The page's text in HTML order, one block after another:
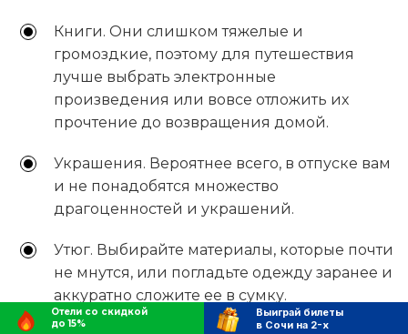
Книги. Они слишком тяжелые и
громоздкие, поэтому для путешествия
лучше выбрать электронные
произведения или вовсе отложить их
прочтение до возвращения домой.
Украшения. Вероятнее всего, в отпуске вам
и не понадобятся множество
драгоценностей и украшений.
Утюг. Выбирайте материалы, которые почти
не мнутся, или погладьте одежду заранее и
аккуратно сложите ее в сумку.
Отели со скидкой
до 15%
Выиграй билеты
в Сочи на 2-х